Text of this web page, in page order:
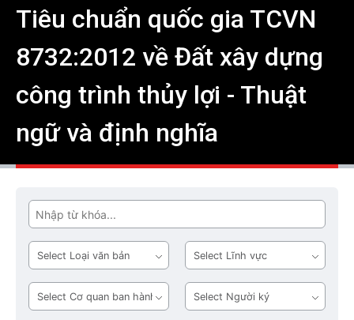
Tiêu chuẩn quốc gia TCVN
8732:2012 về Đất xây dựng
công trình thủy lợi - Thuật
ngữ và định nghĩa
Tìm
Loại
văn
bản
Lĩnh
vực
Cơ
quan
Người
ký